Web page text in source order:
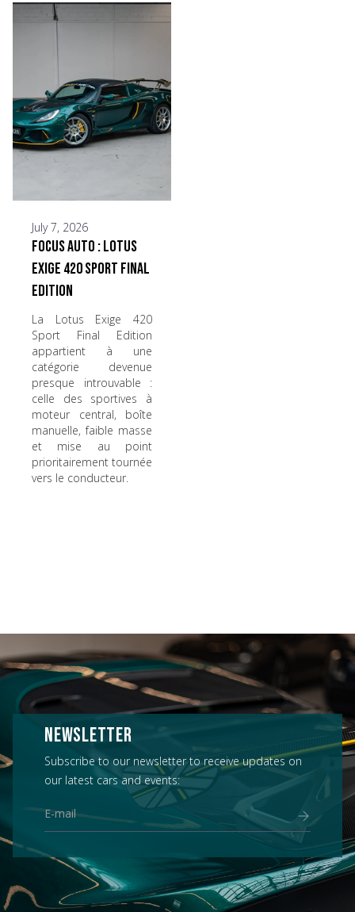
July 7, 2026
Focus Auto : Lotus
Exige 420 Sport Final
Edition
La Lotus Exige 420
Sport Final Edition
appartient à une
catégorie devenue
presque introuvable :
celle des sportives à
moteur central, boîte
manuelle, faible masse
et mise au point
prioritairement tournée
vers le conducteur.
NEWSLETTER
Subscribe to our newsletter to receive updates on
our latest cars and events: